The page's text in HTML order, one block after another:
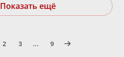
Показать ещё
2 3 ... 9